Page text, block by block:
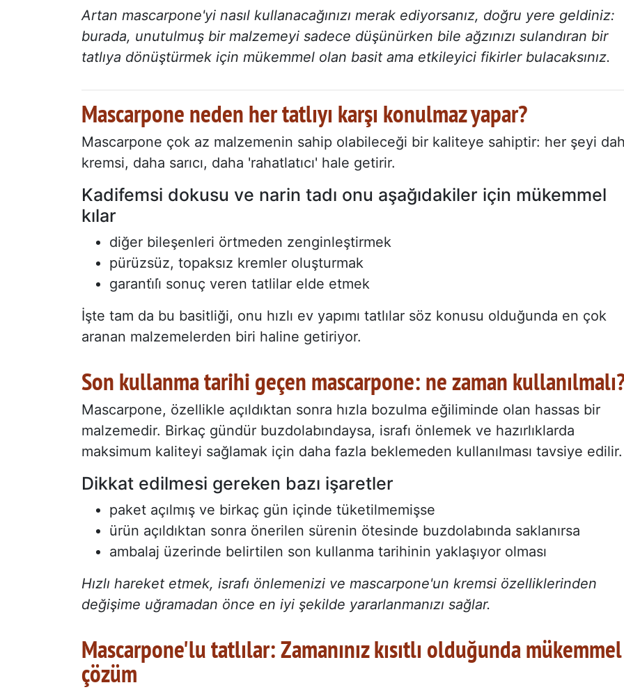
Artan mascarpone'yi nasıl kullanacağınızı merak ediyorsanız, doğru yere geldiniz:
burada, unutulmuş bir malzemeyi sadece düşünürken bile ağzınızı sulandıran bir
tatlıya dönüştürmek için mükemmel olan basit ama etkileyici fikirler bulacaksınız.
Mascarpone neden her tatlıyı karşı konulmaz yapar?
Mascarpone çok az malzemenin sahip olabileceği bir kaliteye sahiptir: her şeyi
kremsi, daha sarıcı, daha 'rahatlatıcı' hale getirir.
Kadifemsi dokusu ve narin tadı onu aşağıdakiler için mükemmel
kılar
diğer bileşenleri örtmeden zenginleştirmek
pürüzsüz, topaksız kremler oluşturmak
garanti̇li̇ sonuç veren tatlilar elde etmek
İşte tam da bu basitliği, onu hızlı ev yapımı tatlılar söz konusu olduğunda en çok
aranan malzemelerden biri haline getiriyor.
Son kullanma tarihi geçen mascarpone: ne zaman
Mascarpone, özellikle açıldıktan sonra hızla bozulma eğiliminde olan hassas bir
malzemedir. Birkaç gündür buzdolabındaysa, israfı önlemek ve hazırlıklarda
maksimum kaliteyi sağlamak için daha fazla beklemeden kullanılması tavsiye edilir.
Dikkat edilmesi gereken bazı işaretler
paket açılmış ve birkaç gün içinde tüketilmemişse
ürün açıldıktan sonra önerilen sürenin ötesinde buzdolabında saklanırsa
ambalaj üzerinde belirtilen son kullanma tarihinin yaklaşıyor olması
Hızlı hareket etmek, israfı önlemenizi ve mascarpone'un kremsi özelliklerinden
değişime uğramadan önce en iyi şekilde yararlanmanızı sağlar.
Mascarpone'lu tatlılar: Zamanınız kısıtlı olduğunda mükemmel
çözüm